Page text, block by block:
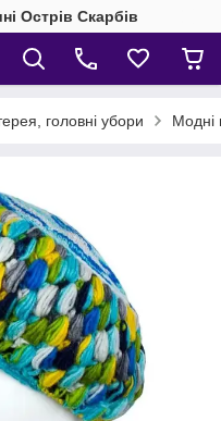
Острів Скарбів
головні убори Модні